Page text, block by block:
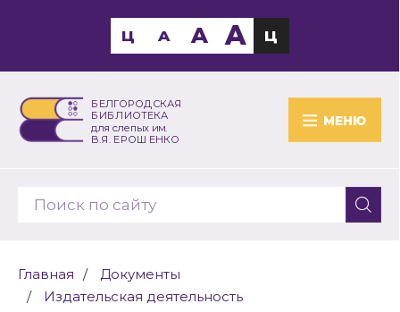
БЕЛГОРОДСКАЯ
БИБЛИОТЕКА
для слепых им.
В.Я. ЕРОШЕНКО
МЕНЮ
Ц A A A Ц
Главная
Документы
Издательская деятельность